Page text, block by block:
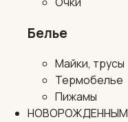
Белье
Майки, трусы
Термобелье
Пижамы
НОВОРОЖДЕННЫМ